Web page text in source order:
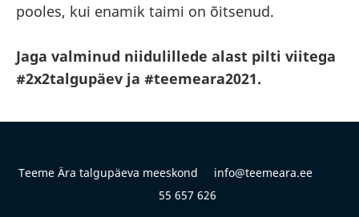
pooles, kui enamik taimi on õitsenud.
Jaga valminud niidulillede alast pilti viitega
#2x2talgupäev ja #teemeara2021.
Teeme Ära talgupäeva meeskond info@teemeara.ee
55 657 626